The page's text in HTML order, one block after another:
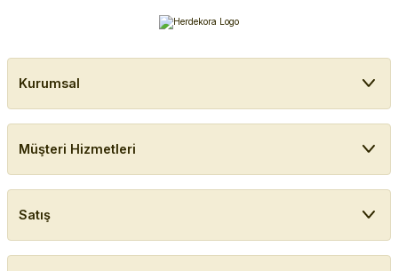
Kurumsal
Müşteri Hizmetleri
Satış